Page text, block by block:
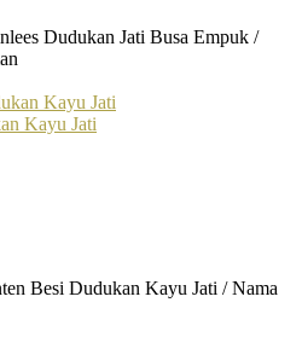
Dudukan Jati Busa Empuk /
Kayu Jati
Besi Dudukan Kayu Jati / Nama